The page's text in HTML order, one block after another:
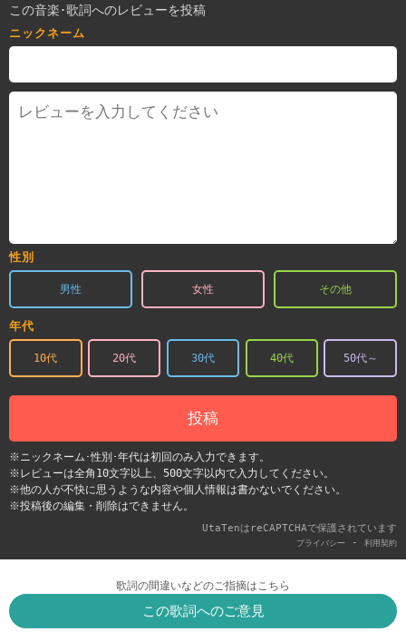
この音楽･歌詞へのレビューを投稿
ニックネーム
性別
男性 女性 その他
年代
10代 20代 30代 40代 50代～
投稿
※ニックネーム･性別･年代は初回のみ入力できます。
※レビューは全角10文字以上、500文字以内で入力してください。
※他の人が不快に思うような内容や個人情報は書かないでください。
※投稿後の編集・削除はできません。
UtaTenはreCAPTCHAで保護されています
プライバシー - 利用契約
歌詞の間違いなどのご指摘はこちら
この歌詞へのご意見